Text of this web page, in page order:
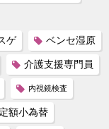
ゲ ベンセ湿原
介護支援専門員
内視鏡検査
定額小為替